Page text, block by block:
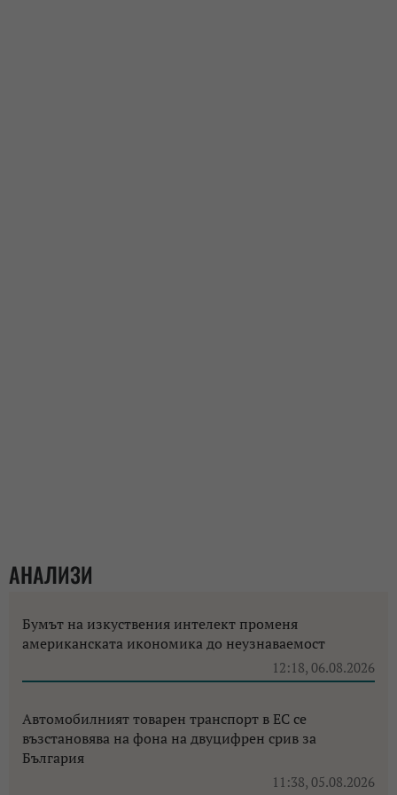
АНАЛИЗИ
Бумът на изкуствения интелект променя
американската икономика до неузнаваемост
12:18, 06.08.2026
Автомобилният товарен транспорт в ЕС се
възстановява на фона на двуцифрен срив за
България
11:38, 05.08.2026